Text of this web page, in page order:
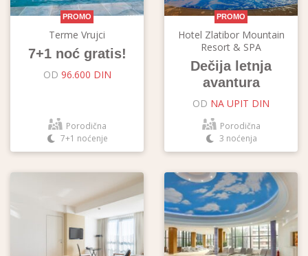
PROMO
Terme Vrujci
7+1 noć gratis!
OD 96.600 DIN
Porodična
7+1 noćenje
PROMO
Hotel Zlatibor Mountain
Resort & SPA
Dečija letnja
avantura
OD NA UPIT DIN
Porodična
3 noćenja